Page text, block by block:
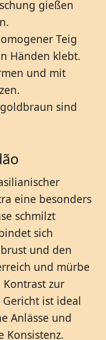
gießen
Teig
Händen klebt.
und mit
sind
eine besonders
schmilzt
sich
und den
und mürbe
zur
ist ideal
Anlässe und
Konsistenz.